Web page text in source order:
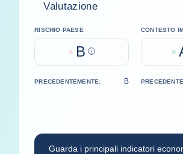
Valutazione
RISCHIO PAESE
B Help
CONTESTO
PRECEDENTEMENTE: B
Guarda i principali indicatori